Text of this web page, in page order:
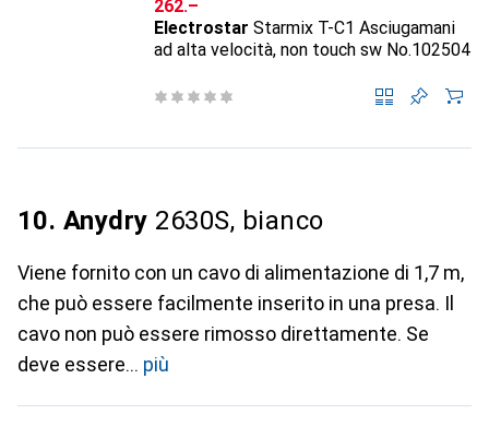
CHF
262.–
Electrostar Starmix T-C1 Asciugamani
ad alta velocità, non touch sw No.102504
10. Anydry 2630S, bianco
Viene fornito con un cavo di alimentazione di 1,7 m,
che può essere facilmente inserito in una presa. Il
cavo non può essere rimosso direttamente. Se
deve essere
più